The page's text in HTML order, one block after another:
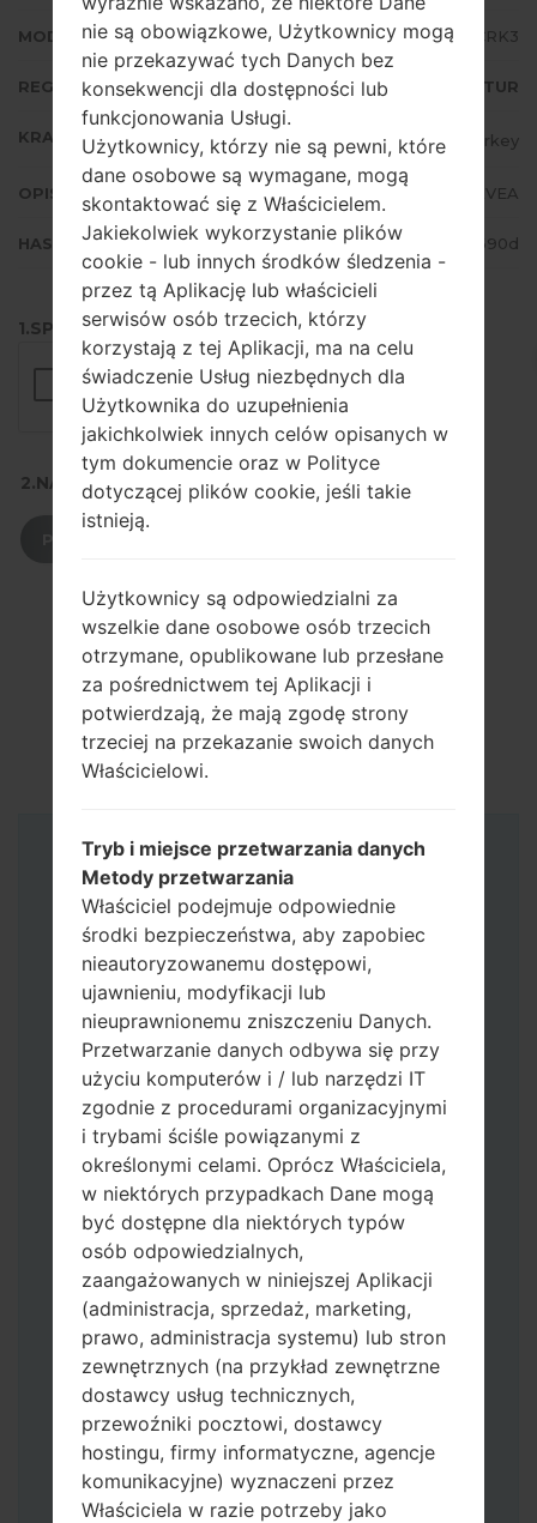
MODEM/CP WERSJA T587JVU4CRK3
REGION TUR
KRAJ Turkey
OPIS Turkcell, Vodafone, AVEA
HASH fe7116a999173c1db85811b6dc1690d
1.SPRAWDŹ RECAPTCHA
2.NACIŚNIJ, ABY POBRAĆ
Instrukcje
Pobierz na swój komputer najnowszą
wersjęOdin 3.
Następnie wyodrębnij plik
oprogramowania układowego.
Powinieneś otrzymać 1 plik (jeśli 1 plik
wybierz tutaj) lub 5 plików (jeśli 5 plików
wybierz tutaj):
AP: "System & Recovery"
CP: "Modem & Radio"
CSC_***: "Country & Region & Operator"
nie są obowiązkowe, Użytkownicy mogą
nie przekazywać tych Danych bez
konsekwencji dla dostępności lub
funkcjonowania Usługi.
Użytkownicy, którzy nie są pewni, które
dane osobowe są wymagane, mogą
skontaktować się z Właścicielem.
Jakiekolwiek wykorzystanie plików
cookie - lub innych środków śledzenia -
przez tą Aplikację lub właścicieli
serwisów osób trzecich, którzy
korzystają z tej Aplikacji, ma na celu
świadczenie Usług niezbędnych dla
Użytkownika do uzupełnienia
jakichkolwiek innych celów opisanych w
tym dokumencie oraz w Polityce
dotyczącej plików cookie, jeśli takie
istnieją.
Użytkownicy są odpowiedzialni za
wszelkie dane osobowe osób trzecich
otrzymane, opublikowane lub przesłane
za pośrednictwem tej Aplikacji i
potwierdzają, że mają zgodę strony
trzeciej na przekazanie swoich danych
Właścicielowi.
Tryb i miejsce przetwarzania danych
Metody przetwarzania
Właściciel podejmuje odpowiednie
środki bezpieczeństwa, aby zapobiec
nieautoryzowanemu dostępowi,
ujawnieniu, modyfikacji lub
nieuprawnionemu zniszczeniu Danych.
Przetwarzanie danych odbywa się przy
użyciu komputerów i / lub narzędzi IT
zgodnie z procedurami organizacyjnymi
i trybami ściśle powiązanymi z
określonymi celami. Oprócz Właściciela,
w niektórych przypadkach Dane mogą
być dostępne dla niektórych typów
osób odpowiedzialnych,
zaangażowanych w niniejszej Aplikacji
(administracja, sprzedaż, marketing,
prawo, administracja systemu) lub stron
zewnętrznych (na przykład zewnętrzne
dostawcy usług technicznych,
przewoźniki pocztowi, dostawcy
hostingu, firmy informatyczne, agencje
komunikacyjne) wyznaczeni przez
Właściciela w razie potrzeby jako